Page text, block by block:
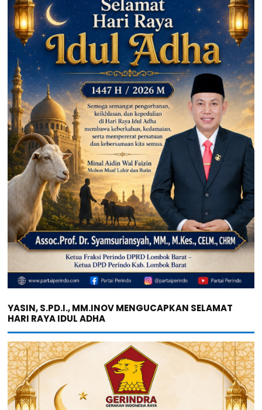
YASIN, S.PD.I., MM.INOV MENGUCAPKAN SELAMAT
HARI RAYA IDUL ADHA